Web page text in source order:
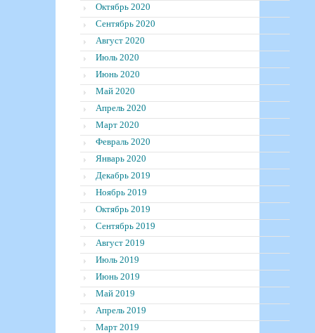
Октябрь 2020
Сентябрь 2020
Август 2020
Июль 2020
Июнь 2020
Май 2020
Апрель 2020
Март 2020
Февраль 2020
Январь 2020
Декабрь 2019
Ноябрь 2019
Октябрь 2019
Сентябрь 2019
Август 2019
Июль 2019
Июнь 2019
Май 2019
Апрель 2019
Март 2019